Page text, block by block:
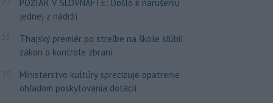
POŽIAR V SLOVNAFTE: Došlo k narušeniu
jednej z nádrží
Thajský premiér po streľbe na škole sľúbil
zákon o kontrole zbraní
Ministerstvo kultúry sprecizuje opatrenie
ohľadom poskytovania dotácií